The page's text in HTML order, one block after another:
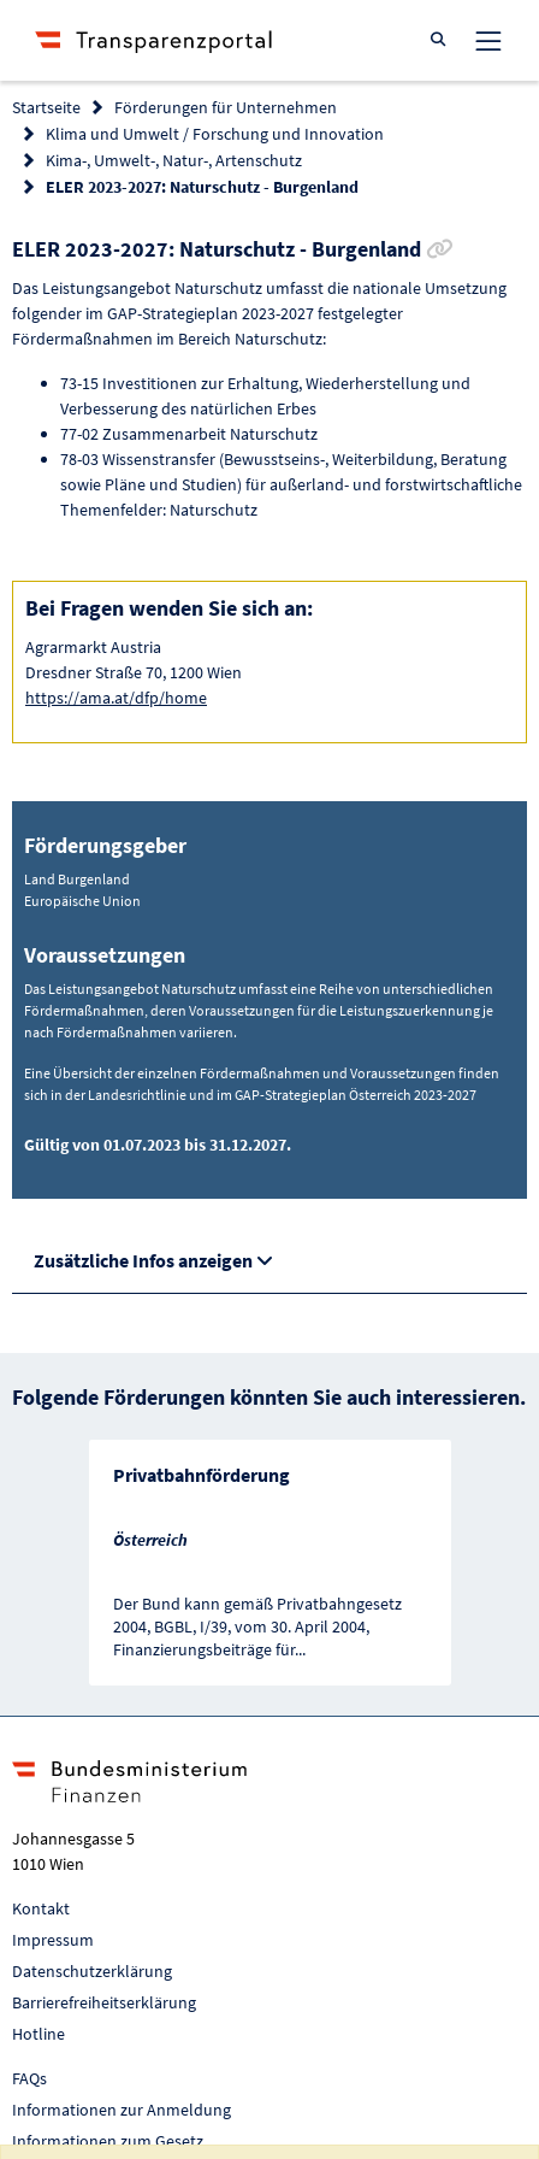
Suche öffnen
Startseite
Förderungen für Unternehmen
Klima und Umwelt / Forschung und Innovation
Kima-, Umwelt-, Natur-, Artenschutz
ELER 2023-2027: Naturschutz - Burgenland
ELER 2023-2027: Naturschutz - Burgenland
Das Leistungsangebot Naturschutz umfasst die nationale Umsetzung
folgender im GAP-Strategieplan 2023-2027 festgelegter
Fördermaßnahmen im Bereich Naturschutz:
73-15 Investitionen zur Erhaltung, Wiederherstellung und
Verbesserung des natürlichen Erbes
77-02 Zusammenarbeit Naturschutz
78-03 Wissenstransfer (Bewusstseins-, Weiterbildung, Beratung
sowie Pläne und Studien) für außerland- und forstwirtschaftliche
Themenfelder: Naturschutz
Bei Fragen wenden Sie sich an:
Agrarmarkt Austria
Dresdner Straße 70, 1200 Wien
https://ama.at/dfp/home
Förderungsgeber
Land Burgenland
Europäische Union
Voraussetzungen
Das Leistungsangebot Naturschutz umfasst eine Reihe von unterschiedlichen
Fördermaßnahmen, deren Voraussetzungen für die Leistungszuerkennung je
nach Fördermaßnahmen variieren.
Eine Übersicht der einzelnen Fördermaßnahmen und Voraussetzungen finden
sich in der Landesrichtlinie und im GAP-Strategieplan Österreich 2023-2027
Gültig von 01.07.2023 bis 31.12.2027.
Zusätzliche Infos anzeigen
Folgende Förderungen könnten Sie auch interessieren.
Privatbahnförderung
Österreich
Der Bund kann gemäß Privatbahngesetz
2004, BGBL, I/39, vom 30. April 2004,
Finanzierungsbeiträge für...
Johannesgasse 5
1010 Wien
Kontakt
Impressum
Datenschutzerklärung
Barrierefreiheitserklärung
Hotline
FAQs
Informationen zur Anmeldung
Informationen zum Gesetz